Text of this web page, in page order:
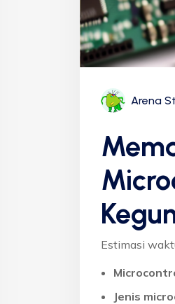
Arena
Estimasi
Jenis